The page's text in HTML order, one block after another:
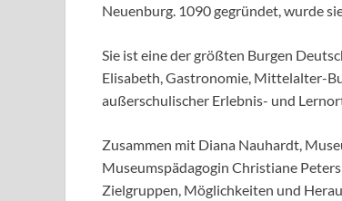
Neuenburg. 1090 gegründet, wurde
Sie ist eine dergrößten Burgen
Elisabeth,Gastronomie, Mittelalter-
außerschulischer Erlebnis- und
Zusammen mit Diana Nauhardt,
Museumspädagogin Christiane
Zielgruppen, Möglichkeiten und